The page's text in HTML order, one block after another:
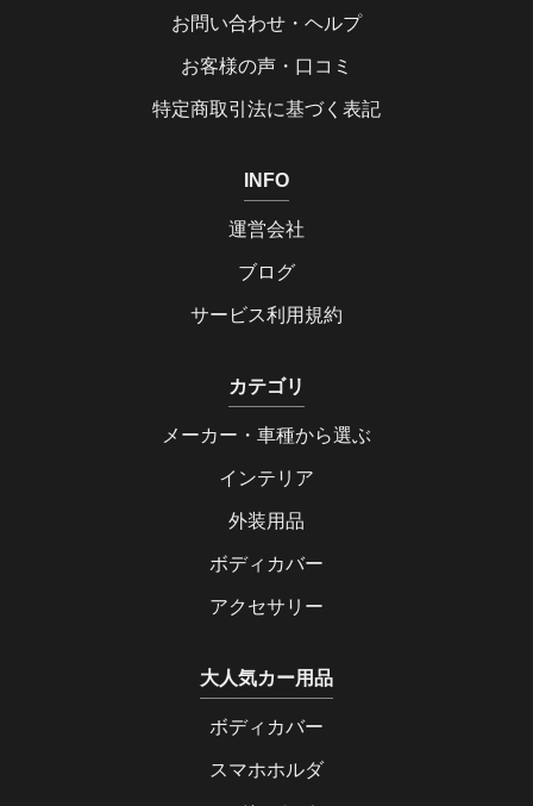
お問い合わせ・ヘルプ
お客様の声・口コミ
特定商取引法に基づく表記
INFO
運営会社
ブログ
サービス利用規約
カテゴリ
メーカー・車種から選ぶ
インテリア
外装用品
ボディカバー
アクセサリー
大人気カー用品
ボディカバー
スマホホルダ